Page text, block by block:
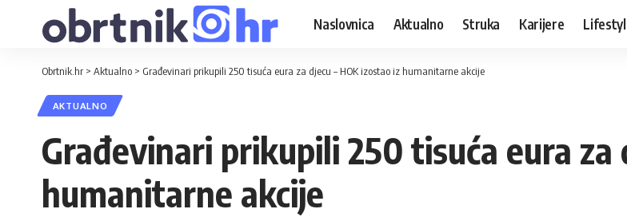
Naslovnica Aktualno Struka Karijere
Obrtnik.hr > Aktualno > Građevinari prikupili 250 tisuća eura za djecu – HOK izostao iz humanitarne akcije
AKTUALNO
Građevinari prikupili 250 tisuća eura za
humanitarne akcije